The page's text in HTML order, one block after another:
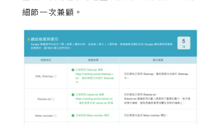
細節一次兼顧。